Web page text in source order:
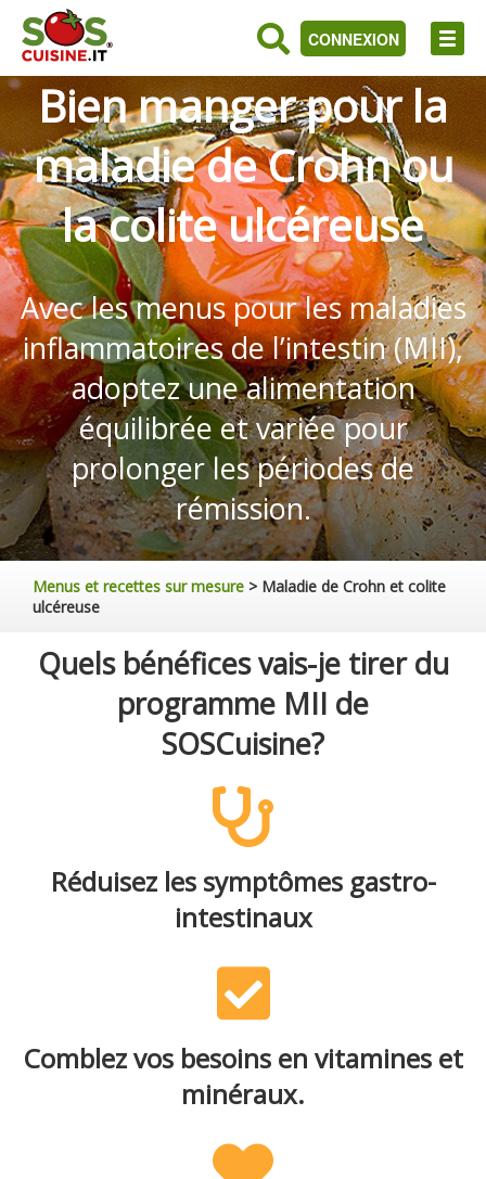
CONNEXION
Bien manger pour la
maladie de Crohn ou
la colite ulcéreuse
Avec les menus pour les maladies
inflammatoires de l’intestin (MII),
adoptez une alimentation
équilibrée et variée pour
prolonger les périodes de
rémission.
Menus et recettes sur mesure > Maladie de Crohn et colite
ulcéreuse
Quels bénéfices vais-je tirer du
programme MII de
SOSCuisine?
Réduisez les symptômes gastro-
intestinaux
Comblez vos besoins en vitamines et
minéraux.